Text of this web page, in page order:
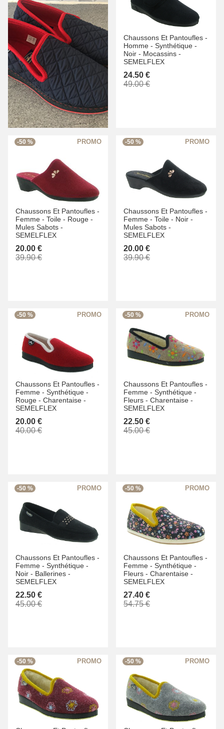
Chaussons Et Pantoufles -
Homme - Synthétique -
Noir - Mocassins -
SEMELFLEX
24.50 €
49.00 €
-50 %
Chaussons Et Pantoufles -
Femme - Toile - Rouge -
Mules Sabots -
SEMELFLEX
20.00 €
39.90 €
-50 %
Chaussons Et Pantoufles -
Femme - Toile - Noir -
Mules Sabots -
SEMELFLEX
20.00 €
39.90 €
-50 %
Chaussons Et Pantoufles -
Femme - Synthétique -
Rouge - Charentaise -
SEMELFLEX
20.00 €
40.00 €
-50 %
Chaussons Et Pantoufles -
Femme - Synthétique -
Fleurs - Charentaise -
SEMELFLEX
22.50 €
45.00 €
-50 %
Chaussons Et Pantoufles -
Femme - Synthétique -
Noir - Ballerines -
SEMELFLEX
22.50 €
45.00 €
-50 %
Chaussons Et Pantoufles -
Femme - Synthétique -
Fleurs - Charentaise -
SEMELFLEX
27.40 €
54.75 €
-50 % -50 %